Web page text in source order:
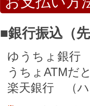
■銀行振込（
ゆうちょ銀行
うちょATMだ
楽天銀行 （ハ